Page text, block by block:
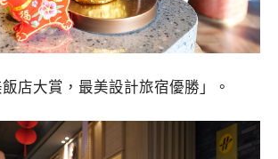
店大賞，最美設計旅宿優勝」。